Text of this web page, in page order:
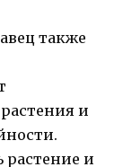
также
и
растение и